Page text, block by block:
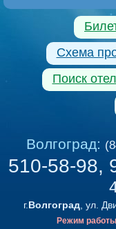
Схема
Поиск
Волгоград:
510-58-98,
г.Волгоград, ул.
Режим работы